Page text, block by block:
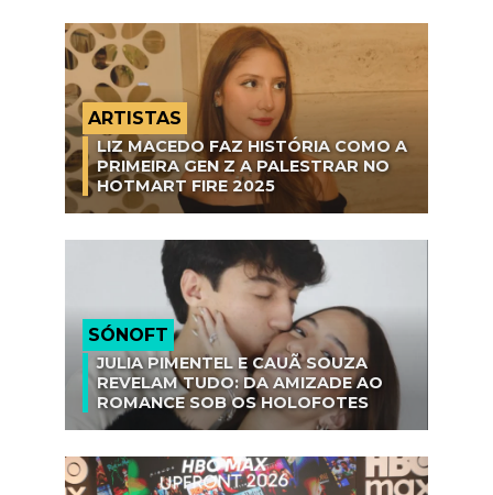
ARTISTAS
LIZ MACEDO FAZ HISTÓRIA COMO A
PRIMEIRA GEN Z A PALESTRAR NO
HOTMART FIRE 2025
SÓNOFT
JULIA PIMENTEL E CAUÃ SOUZA
REVELAM TUDO: DA AMIZADE AO
ROMANCE SOB OS HOLOFOTES